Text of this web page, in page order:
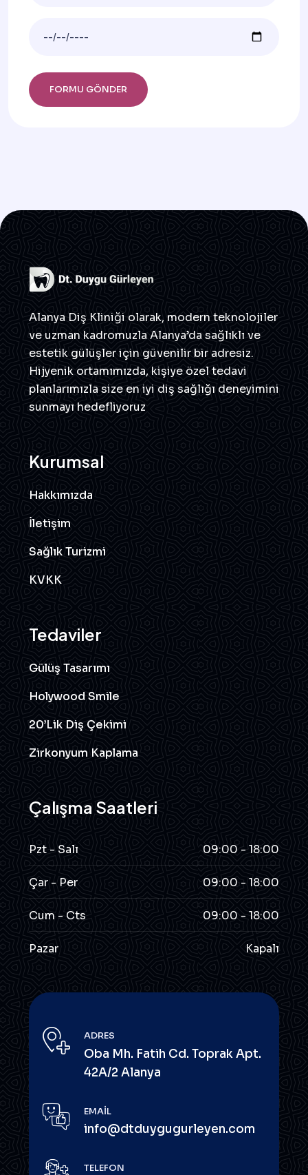
Alanya Diş Kliniği olarak, modern teknolojiler
ve uzman kadromuzla Alanya’da sağlıklı ve
estetik gülüşler için güvenilir bir adresiz.
Hijyenik ortamımızda, kişiye özel tedavi
planlarımızla size en iyi diş sağlığı deneyimini
sunmayı hedefliyoruz
Kurumsal
Hakkımızda
İletişim
Sağlık Turizmi
KVKK
Tedaviler
Gülüş Tasarımı
Holywood Smile
20’lik Diş Çekimi
Zirkonyum Kaplama
Çalışma Saatleri
Pzt - Salı 09:00 - 18:00
Çar - Per 09:00 - 18:00
Cum - Cts 09:00 - 18:00
Pazar Kapalı
ADRES
Oba Mh. Fatih Cd. Toprak Apt.
42A/2 Alanya
EMAIL
info@dtduygugurleyen.com
TELEFON